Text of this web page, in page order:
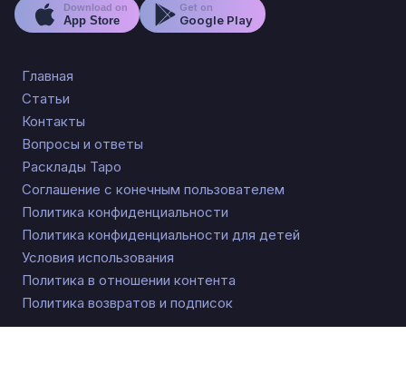
Download on
App Store
Get on
Google Play
Главная
Статьи
Контакты
Вопросы и ответы
Расклады Таро
Соглашение с конечным пользователем
Политика конфиденциальности
Политика конфиденциальности для детей
Условия использования
Политика в отношении контента
Политика возвратов и подписок